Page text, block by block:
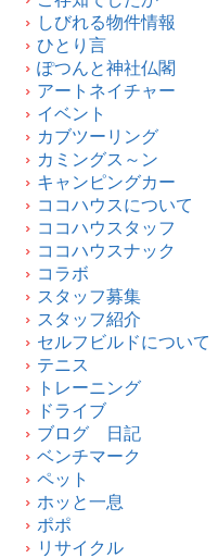
しびれる物件情報
ひとり言
ぽつんと神社仏閣
アートネイチャー
イベント
カブツーリング
カミングス～ン
キャンピングカー
ココハウスについて
ココハウスタッフ
ココハウスナック
コラボ
スタッフ募集
スタッフ紹介
セルフビルドについて
テニス
トレーニング
ドライブ
ブログ 日記
ベンチマーク
ペット
ホッと一息
ポポ
リサイクル